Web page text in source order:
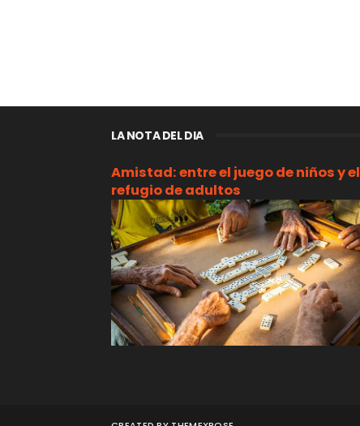
LA NOTA DEL DIA
Amistad: entre el juego de niños y el
refugio de adultos